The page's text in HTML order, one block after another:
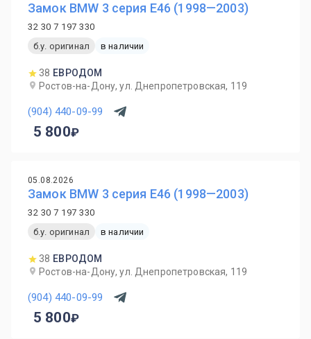
Замок BMW 3 серия E46 (1998—2003)
32 30 7 197 330
б.у. оригинал
в наличии
38 ЕВРОДОМ
Ростов-на-Дону, ул. Днепропетровская, 119
(904) 440-09-99
5 800
05.08.2026
Замок BMW 3 серия E46 (1998—2003)
32 30 7 197 330
б.у. оригинал
в наличии
38 ЕВРОДОМ
Ростов-на-Дону, ул. Днепропетровская, 119
(904) 440-09-99
5 800